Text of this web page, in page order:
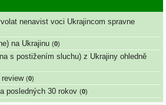
nenavist voci Ukrajincom spravne
na Ukrajinu (0)
s postižením sluchu) z Ukrajiny ohledně
(0)
posledných 30 rokov (0)